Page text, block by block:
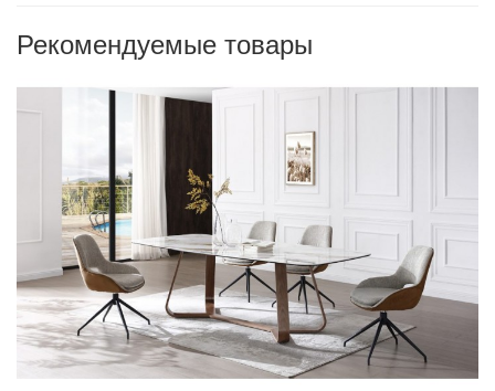
Рекомендуемые товары